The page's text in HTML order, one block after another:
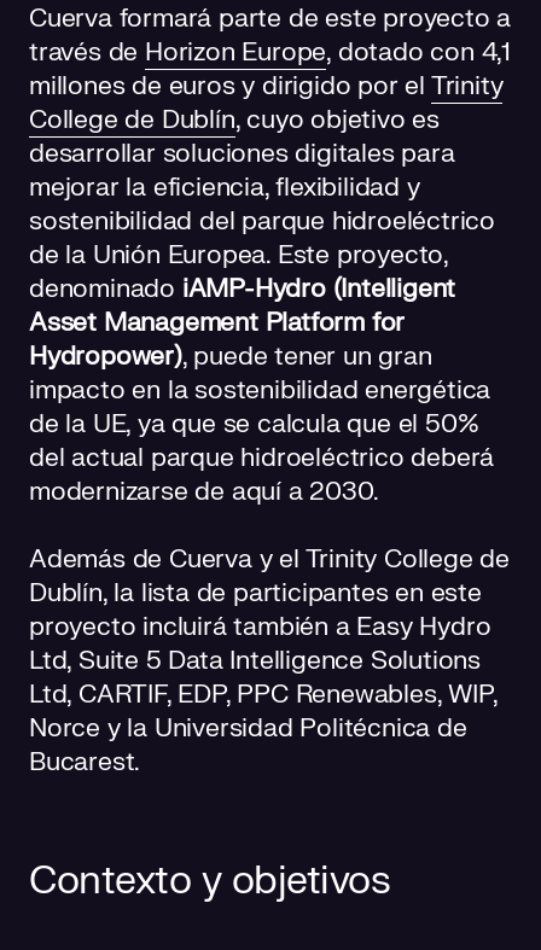
Cuerva formará parte de este proyecto a
través de Horizon Europe, dotado con 4,1
millones de euros y dirigido por el Trinity
College de Dublín, cuyo objetivo es
desarrollar soluciones digitales para
mejorar la eficiencia, flexibilidad y
sostenibilidad del parque hidroeléctrico
de la Unión Europea. Este proyecto,
denominado iAMP-Hydro (Intelligent
Asset Management Platform for
Hydropower), puede tener un gran
impacto en la sostenibilidad energética
de la UE, ya que se calcula que el 50%
del actual parque hidroeléctrico deberá
modernizarse de aquí a 2030.
Además de Cuerva y el Trinity College de
Dublín, la lista de participantes en este
proyecto incluirá también a Easy Hydro
Ltd, Suite 5 Data Intelligence Solutions
Ltd, CARTIF, EDP, PPC Renewables, WIP,
Norce y la Universidad Politécnica de
Bucarest.
Contexto y objetivos